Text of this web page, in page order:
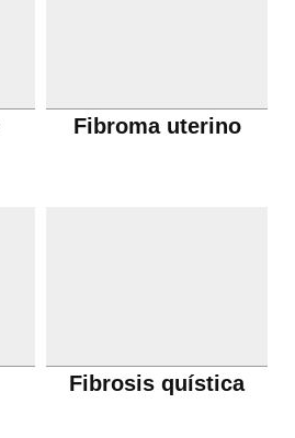
Fibroma uterino
Fibrosis quística